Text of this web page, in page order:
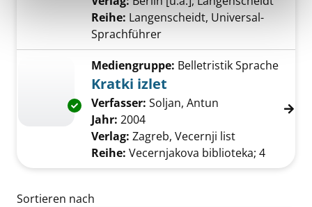
Reihe: Langenscheidt, Universal-
Sprachführer
Exemplar-Details von Kratki izlet anzeigen
Mediengruppe: Belletristik Sprache
Kratki izlet
Verfasser: Soljan, Antun Suche nach
Jahr: 2004
Verlag: Zagreb, Vecernji list
Reihe: Vecernjakova biblioteka; 4
Zu den Suchfiltern springen
Sortieren nach